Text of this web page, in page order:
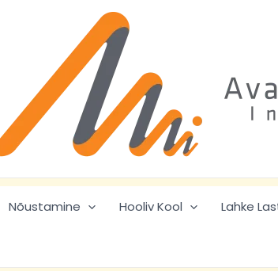
Nõustamine Hooliv Kool Lahke